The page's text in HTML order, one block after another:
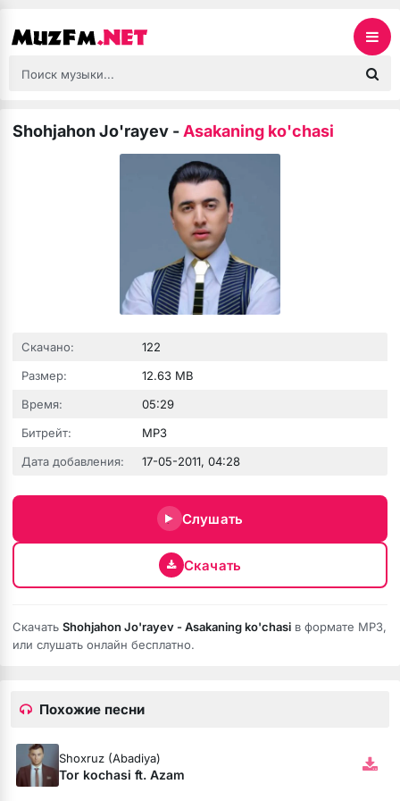
Shohjahon Jo'rayev - Asakaning ko'chasi
Скачано:
122
Размер:
12.63 MB
Время:
05:29
Битрейт:
MP3
Дата добавления:
17-05-2011, 04:28
Слушать
Скачать
Скачать Shohjahon Jo'rayev - Asakaning ko'chasi в формате MP3,
или слушать онлайн бесплатно.
Похожие песни
Shoxruz (Abadiya)
Tor kochasi ft. Azam